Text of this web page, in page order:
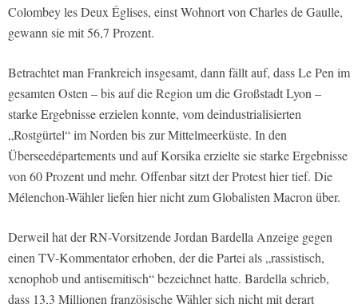
Colombey les Deux Églises, einst Wohnort von Charles de Gaulle,
gewann sie mit 56,7 Prozent.
Betrachtet man Frankreich insgesamt, dann fällt auf, dass Le Pen im
gesamten Osten – bis auf die Region um die Großstadt Lyon –
starke Ergebnisse erzielen konnte, vom deindustrialisierten
„Rostgürtel“ im Norden bis zur Mittelmeerküste. In den
Überseedépartements und auf Korsika erzielte sie starke Ergebnisse
von 60 Prozent und mehr. Offenbar sitzt der Protest hier tief. Die
Mélenchon-Wähler liefen hier nicht zum Globalisten Macron über.
Derweil hat der RN-Vorsitzende Jordan Bardella Anzeige gegen
einen TV-Kommentator erhoben, der die Partei als „rassistisch,
xenophob und antisemitisch“ bezeichnet hatte. Bardella schrieb,
dass 13,3 Millionen französische Wähler sich nicht mit derart